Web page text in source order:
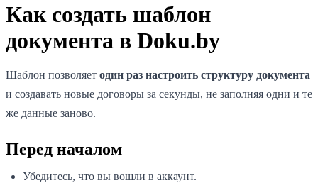
Как создать шаблон
документа в Doku.by
Шаблон позволяет один раз настроить структуру документа
и создавать новые договоры за секунды, не заполняя одни и те
же данные заново.
Перед началом
Убедитесь, что вы вошли в аккаунт.